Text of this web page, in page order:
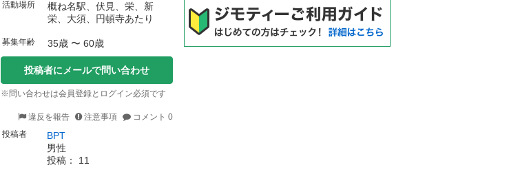
活動場所
概ね名駅、伏見、栄、新
栄、大須、円頓寺あたり
募集年齢 35歳 〜 60歳
投稿者にメールで問い合わせ
※問い合わせは会員登録とログイン必須です
違反を報告 注意事項
コメント 0
投稿者
BPT
男性
投稿： 11